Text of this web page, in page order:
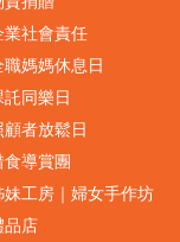
業社會責任
職媽媽休息日
託同樂日
顧者放鬆日
食導賞團
妹工房｜婦女手作坊
品店